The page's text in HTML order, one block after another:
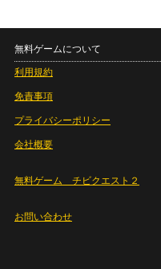
無料ゲームについて
利用規約
免責事項
プライバシーポリシー
会社概要
無料ゲーム チビクエスト２
お問い合わせ